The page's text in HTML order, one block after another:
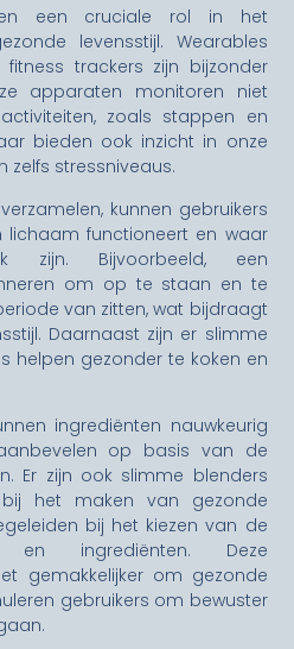
een cruciale rol in het
levensstijl. Wearables
trackers zijn bijzonder
apparaten monitoren niet
zoals stappen en
bieden ook inzicht in onze
zelfs stressniveaus.
kunnen gebruikers
lichaam functioneert en waar
zijn. Bijvoorbeeld, een
om op te staan en te
van zitten, wat bijdraagt
Daarnaast zijn er slimme
helpen gezonder te koken en
ingrediënten nauwkeurig
op basis van de
Er zijn ook slimme blenders
het maken van gezonde
bij het kiezen van de
en ingrediënten. Deze
gemakkelijker om gezonde
gebruikers om bewuster